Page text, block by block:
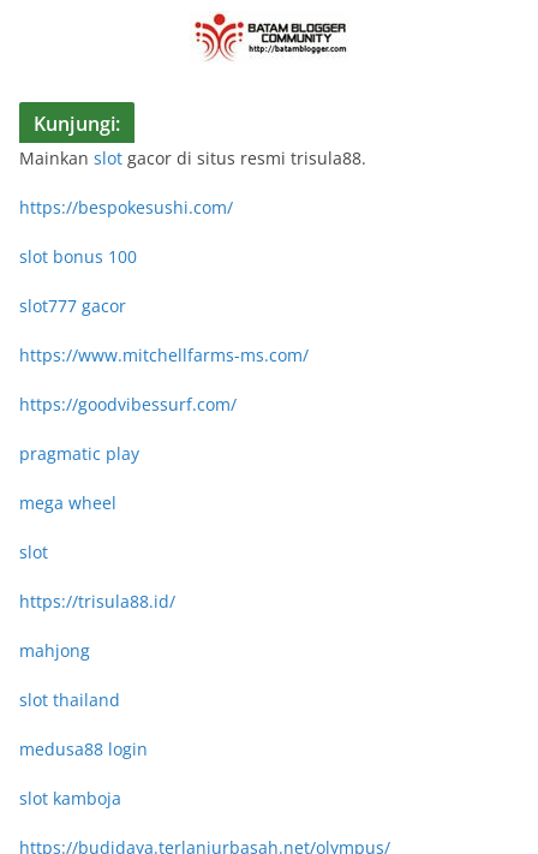
Kunjungi:
Mainkan slot gacor di situs resmi trisula88.
https://bespokesushi.com/
slot bonus 100
slot777 gacor
https://www.mitchellfarms-ms.com/
https://goodvibessurf.com/
pragmatic play
mega wheel
slot
https://trisula88.id/
mahjong
slot thailand
medusa88 login
slot kamboja
https://budidaya.terlanjurbasah.net/olympus/